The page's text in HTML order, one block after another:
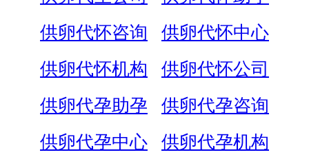
供卵代怀咨询
供卵代怀中心
供卵代怀机构
供卵代怀公司
供卵代孕助孕
供卵代孕咨询
供卵代孕中心
供卵代孕机构